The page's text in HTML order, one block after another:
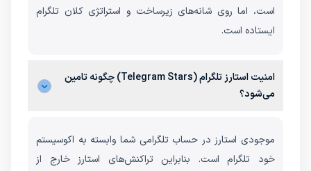
است، اما روی شانه‌های زیرساخت و استراتژی کلان تلگرام
ایستاده است.
امنیت استارز تلگرام (Telegram Stars) چگونه تامین
می‌شود؟
موجودی استارز در حساب تلگرامی شما وابسته به اکوسیستم
خود تلگرام است. بنابراین تراکنش‌های استارز خارج از